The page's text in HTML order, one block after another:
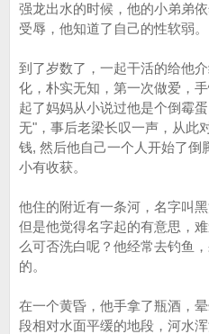
强龙出水的时候，他的小弟弟
受辱，他知道了自己的性软弱。
到了岁数了，一起干活的给他
化，朴实无知，第一次做爱，
起了妈妈从小说过他是个倒霉
无"，事后老梁长叹一声，从此
钱, 然后他自己一个人开始了倒
小有收获。
他住的附近有一条河，名字叫
但是他觉得名字起的有意思，
么可否洗白呢？他经常去钓鱼
的。
在一个黄昏，他手拿了瓶酒，
段相对水面平缓的地段，河水